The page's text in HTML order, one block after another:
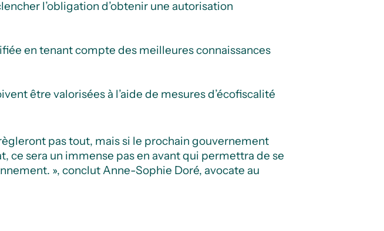
l’obligation d’obtenir une autorisation
en tenant compte des meilleures connaissances
être valorisées à l’aide de mesures d’écofiscalité
pas tout, mais si le prochain gouvernement
ce sera un immense pas en avant qui permettra de se
», conclut Anne-Sophie Doré, avocate au